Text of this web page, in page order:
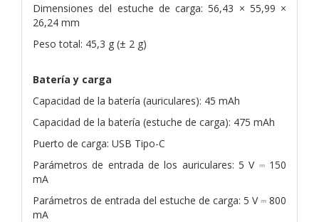
Dimensiones del estuche de carga: 56,43 × 55,99 ×
26,24 mm
Peso total: 45,3 g (± 2 g)
Batería y carga
Capacidad de la batería (auriculares): 45 mAh
Capacidad de la batería (estuche de carga): 475 mAh
Puerto de carga: USB Tipo-C
Parámetros de entrada de los auriculares: 5 V ⎓ 150
mA
Parámetros de entrada del estuche de carga: 5 V ⎓ 800
mA